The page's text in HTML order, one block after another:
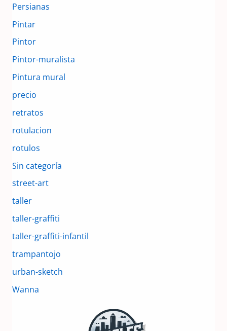
Persianas
Pintar
Pintor
Pintor-muralista
Pintura mural
precio
retratos
rotulacion
rotulos
Sin categoría
street-art
taller
taller-graffiti
taller-graffiti-infantil
trampantojo
urban-sketch
Wanna